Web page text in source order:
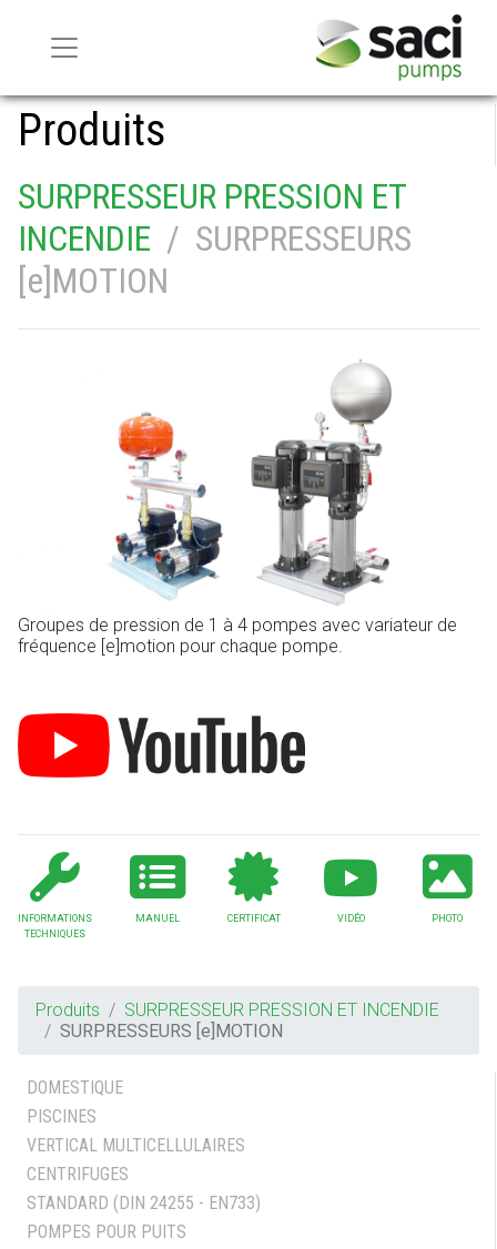
Produits
SURPRESSEUR PRESSION ET
INCENDIE / SURPRESSEURS
[e]MOTION
Groupes de pression de 1 à 4 pompes avec variateur de
fréquence [e]motion pour chaque pompe.
INFORMATIONS
TECHNIQUES
MANUEL CERTIFICAT VIDÉO PHOTO
Produits
SURPRESSEUR PRESSION ET INCENDIE
SURPRESSEURS [e]MOTION
DOMESTIQUE
PISCINES
VERTICAL MULTICELLULAIRES
CENTRIFUGES
STANDARD (DIN 24255 - EN733)
POMPES POUR PUITS